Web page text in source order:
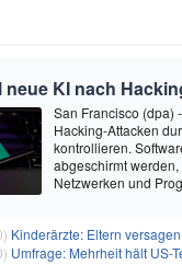
neue KI nach
San Francisco (dpa)
Hacking-Attacken
kontrollieren.
abgeschirmt
Netzwerken und
Kinderärzte: Eltern
Umfrage: Mehrheit hält US-